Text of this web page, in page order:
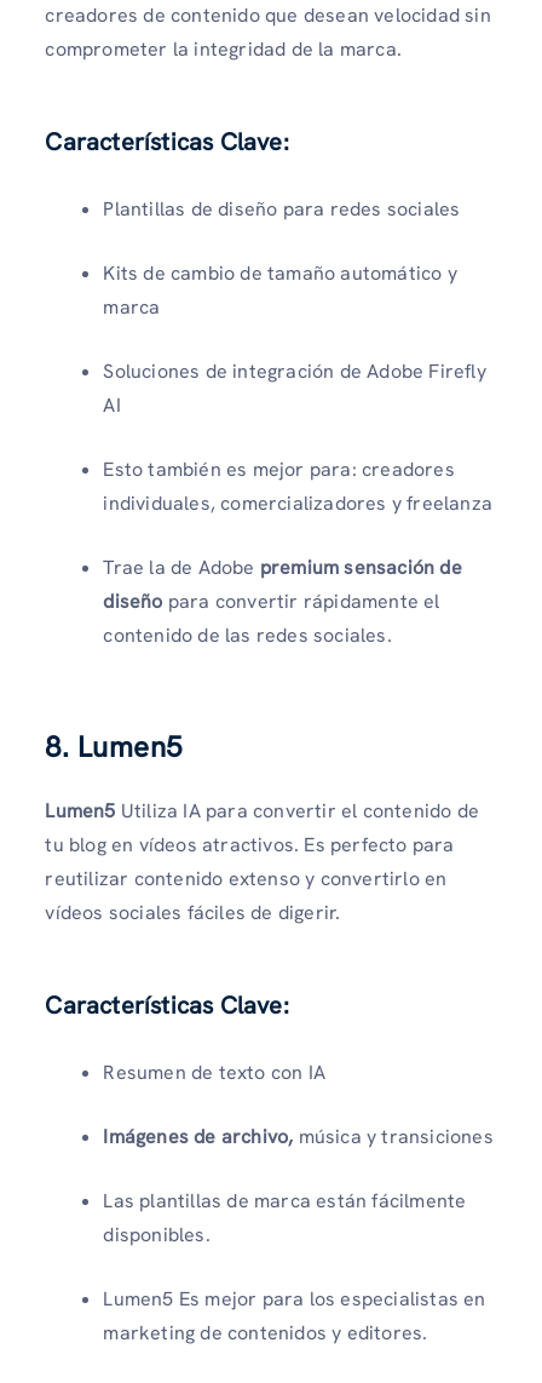
creadores de contenido que desean velocidad sin
comprometer la integridad de la marca.
Características Clave:
Plantillas de diseño para redes sociales
Kits de cambio de tamaño automático y
marca
Soluciones de integración de Adobe Firefly
AI
Esto también es mejor para: creadores
individuales, comercializadores y freelanza
Trae la de Adobe premium sensación de
diseño para convertir rápidamente el
contenido de las redes sociales.
8. Lumen5
Lumen5 Utiliza IA para convertir el contenido de
tu blog en vídeos atractivos. Es perfecto para
reutilizar contenido extenso y convertirlo en
vídeos sociales fáciles de digerir.
Características Clave:
Resumen de texto con IA
Imágenes de archivo, música y transiciones
Las plantillas de marca están fácilmente
disponibles.
Lumen5 Es mejor para los especialistas en
marketing de contenidos y editores.